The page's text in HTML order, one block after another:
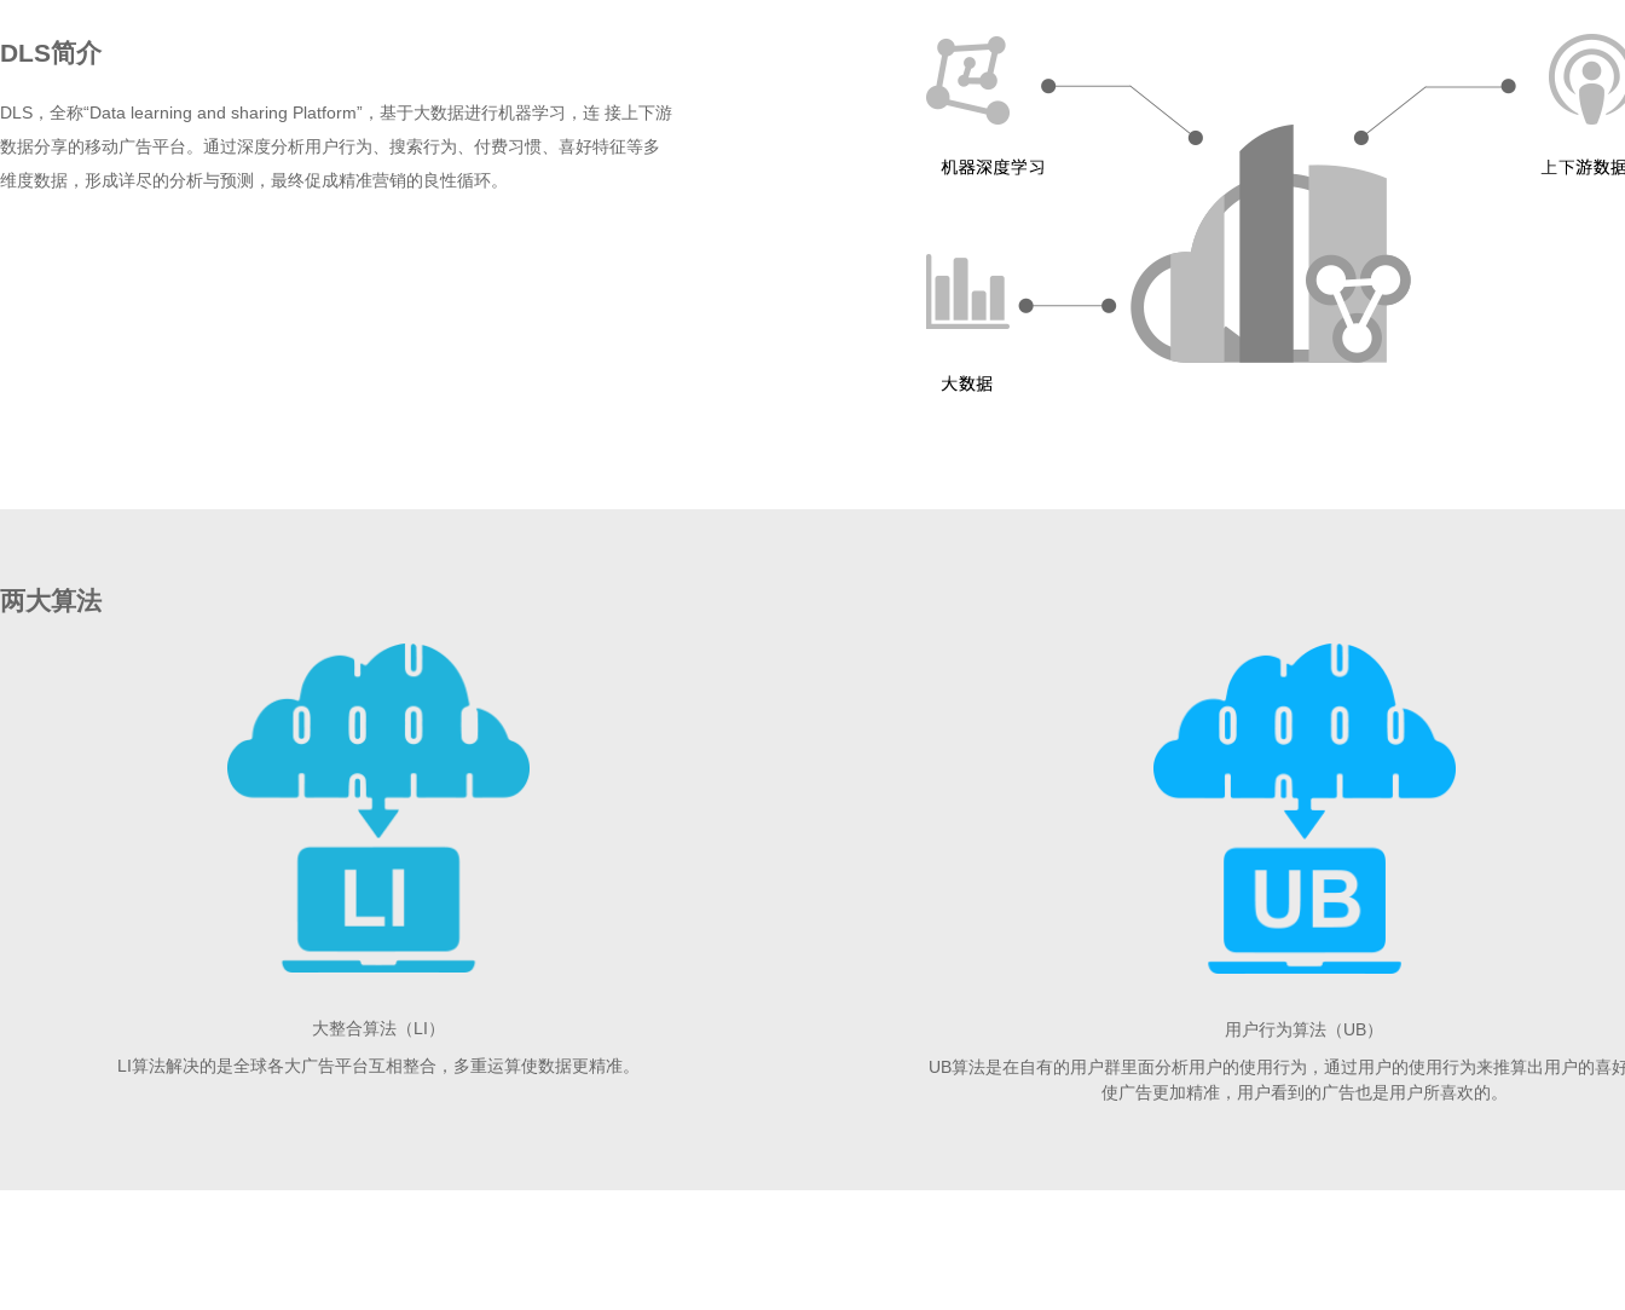
DLS简介
DLS，全称“Data learning and sharing Platform”，基于大数据进行机器学习，连 接上下游
数据分享的移动广告平台。通过深度分析用户行为、搜索行为、付费习惯、喜好特征等多
维度数据，形成详尽的分析与预测，最终促成精准营销的良性循环。
两大算法
大整合算法（LI）
LI算法解决的是全球各大广告平台互相整合，多重运算使数据更精准。
用户行为算法（UB）
UB算法是在自有的用户群里面分析用户的使用行为，通过用户的使用行为来推算出用户的喜
使广告更加精准，用户看到的广告也是用户所喜欢的。